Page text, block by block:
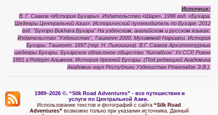
Источник:
В. Г. Сааков «История Бухары». Издательство «Шарк», 1996 год. «Бухара.
Шедевры Центральной Азии». Исторический путеводитель по Бухаре. 2012
год. "Бухоро Bukhara Бухара" На узбекском, английском и русском языках.
Издательство "Узбекистан", Ташкент 2000. Мухаммад Наршахи. История
Бухары. Ташкент. 1897 (пер. Н. Лыкошина). В.Г. Сааков Архитектурные
шедевры Бухары. Бухарское областное общество "Китабхон" Уз ССР, Ровно
1991 г.Роберт Альмеев. История древней Бухары. (Под редакцией Академика
Академии наук Республики Узбекистан Ртвеладзе Э.В.).
1989–2026 ©. “Silk Road Adventures” - все путешествия и
услуги по Центральной Азии.
Использование текстов и фотографий с сайта “Silk Road
Adventures” возможно только при указании источника. Данный